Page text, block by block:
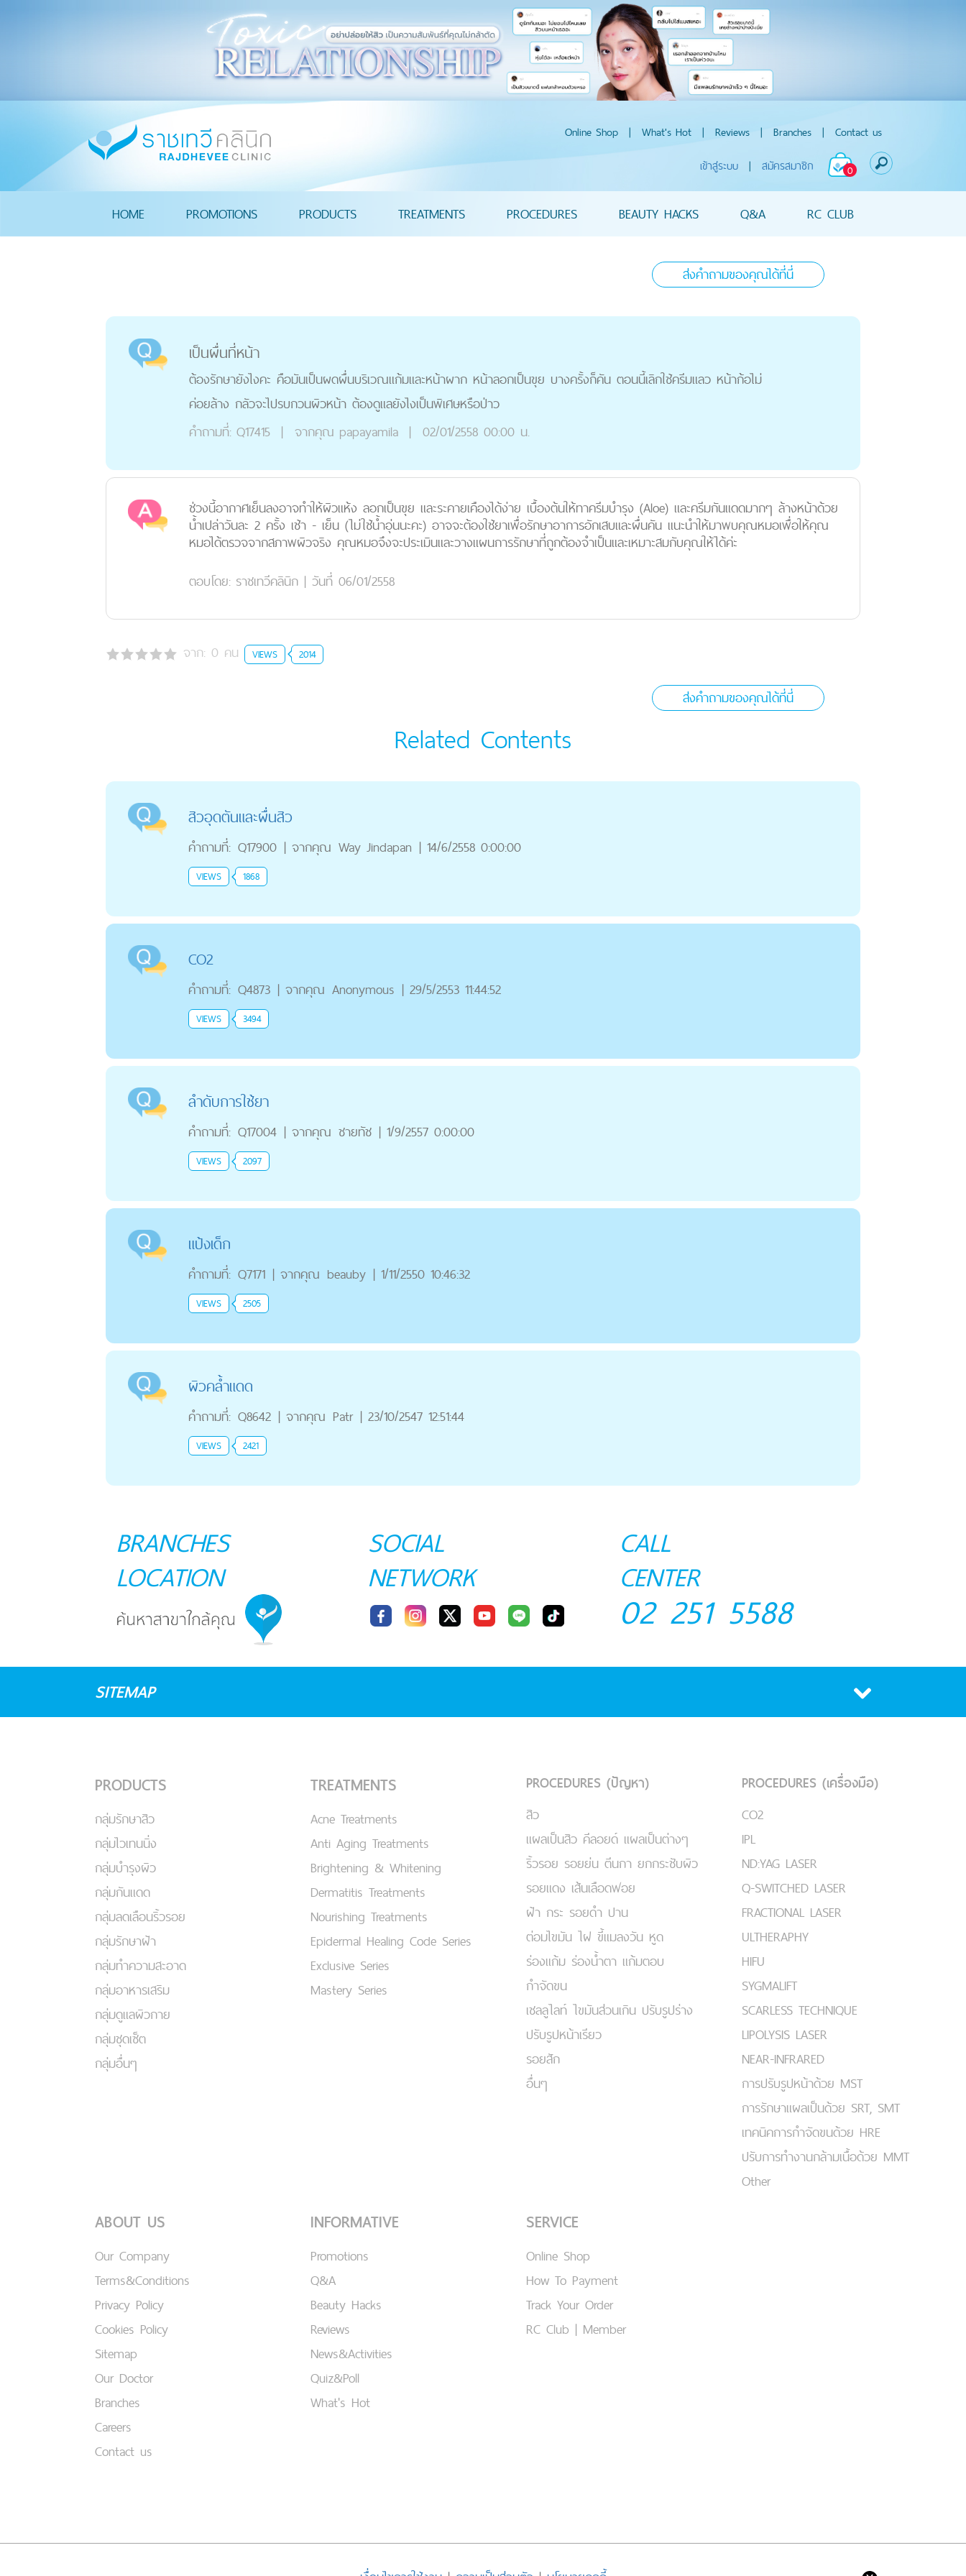
Online Shop | What's Hot | Reviews | Branches | Contact us
0
เข้าสู่ระบบ | สมัครสมาชิก
HOME PROMOTIONS PRODUCTS TREATMENTS PROCEDURES BEAUTY HACKS Q&A RC CLUB
ส่งคำถามของคุณได้ที่นี่
เป็นผื่นที่หน้า
ต้องรักษายังไงคะ คือมันเป็นผดผื่นบริเวณแก้มและหน้าผาก หน้าลอกเป็นขุย บางครั้งก็คัน ตอนนี้เลิกใช้ครีมแลว หน้าก้อไม่
ค่อยล้าง กลัวจะไปรบกวนผิวหน้า ต้องดูแลยังไงเป็นพิเศษหรือป่าว
คำถามที่: Q17415 | จากคุณ papayamila | 02/01/2558 00:00 น.
ช่วงนี้อากาศเย็นลงอาจทำให้ผิวแห้ง ลอกเป็นขุย และระคายเคืองได้ง่าย เบื้องต้นให้ทาครีมบำรุง (Aloe) และครีมกันแดดมากๆ ล้างหน้าด้วย
น้ำเปล่าวันละ 2 ครั้ง เช้า - เย็น (ไม่ใช้น้ำอุ่นนะคะ) อาจจะต้องใช้ยาเพื่อรักษาอาการอักเสบและผื่นคัน แนะนำให้มาพบคุณหมอเพื่อให้คุณ
หมอได้ตรวจจากสภาพผิวจริง คุณหมอจึงจะประเมินและวางแผนการรักษาที่ถูกต้องจำเป็นและเหมาะสมกับคุณให้ได้ค่ะ
ตอบโดย: ราชเทวีคลินิก | วันที่ 06/01/2558
จาก: 0 คน VIEWS 2014
ส่งคำถามของคุณได้ที่นี่
Related Contents
สิวอุดตันและผื่นสิว
คำถามที่: Q17900 | จากคุณ Way Jindapan | 14/6/2558 0:00:00
VIEWS 1868
CO2
คำถามที่: Q4873 | จากคุณ Anonymous | 29/5/2553 11:44:52
VIEWS 3494
ลำดับการใช้ยา
คำถามที่: Q17004 | จากคุณ ชายทัช | 1/9/2557 0:00:00
VIEWS 2097
แป้งเด็ก
คำถามที่: Q7171 | จากคุณ beauby | 1/11/2550 10:46:32
VIEWS 2505
ผิวคล้ำแดด
คำถามที่: Q8642 | จากคุณ Patr | 23/10/2547 12:51:44
VIEWS 2421
BRANCHES
LOCATION
SOCIAL
NETWORK
CALL
CENTER
02 251 5588
SITEMAP
PRODUCTS
กลุ่มรักษาสิว
กลุ่มไวเทนนิ่ง
กลุ่มบำรุงผิว
กลุ่มกันแดด
กลุ่มลดเลือนริ้วรอย
กลุ่มรักษาฝ้า
กลุ่มทำความสะอาด
กลุ่มอาหารเสริม
กลุ่มดูแลผิวกาย
กลุ่มชุดเซ็ต
กลุ่มอื่นๆ
TREATMENTS
Acne Treatments
Anti Aging Treatments
Brightening & Whitening
Dermatitis Treatments
Nourishing Treatments
Epidermal Healing Code Series
Exclusive Series
Mastery Series
PROCEDURES (ปัญหา)
สิว
แผลเป็นสิว คีลอยด์ แผลเป็นต่างๆ
ริ้วรอย รอยย่น ตีนกา ยกกระชับผิว
รอยแดง เส้นเลือดฟอย
ฝ้า กระ รอยดำ ปาน
ต่อมไขมัน ไฝ ขี้แมลงวัน หูด
ร่องแก้ม ร่องน้ำตา แก้มตอบ
กำจัดขน
เชลลูไลท์ ไขมันส่วนเกิน ปรับรูปร่าง
ปรับรูปหน้าเรียว
รอยสัก
อื่นๆ
PROCEDURES (เครื่องมือ)
CO2
IPL
ND:YAG LASER
Q-SWITCHED LASER
FRACTIONAL LASER
ULTHERAPHY
HIFU
SYGMALIFT
SCARLESS TECHNIQUE
LIPOLYSIS LASER
NEAR-INFRARED
การปรับรูปหน้าด้วย MST
การรักษาแผลเป็นด้วย SRT, SMT
เทคนิคการกำจัดขนด้วย HRE
ปรับการทำงานกล้ามเนื้อด้วย MMT
Other
ABOUT US
Our Company
Terms&Conditions
Privacy Policy
Cookies Policy
Sitemap
Our Doctor
Branches
Careers
Contact us
INFORMATIVE
Promotions
Q&A
Beauty Hacks
Reviews
News&Activities
Quiz&Poll
What's Hot
SERVICE
Online Shop
How To Payment
Track Your Order
RC Club | Member